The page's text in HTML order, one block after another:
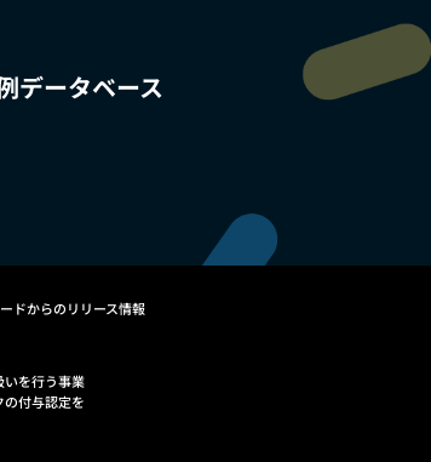
データベース
ドからのリリース情報
いを行う事業
付与認定を